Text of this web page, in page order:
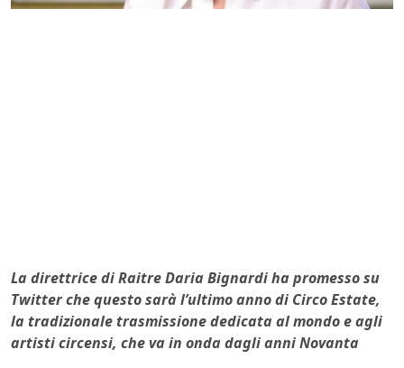
La direttrice di Raitre Daria Bignardi ha promesso su
Twitter che questo sarà l’ultimo anno di Circo Estate,
la tradizionale trasmissione dedicata al mondo e agli
artisti circensi, che va in onda dagli anni Novanta